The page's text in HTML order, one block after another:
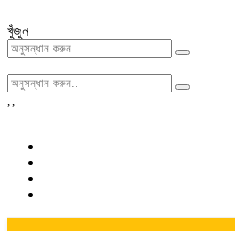
খুঁজুন
, ,